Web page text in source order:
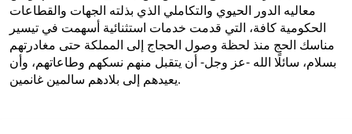
معاليه الدور الحيوي والتكاملي الذي بذلته الجهات والقطاعات
الحكومية كافة، التي قدمت خدمات استثنائية أسهمت في تيسير
مناسك الحج منذ لحظة وصول الحجاج إلى المملكة حتى مغادرتهم
بسلام، سائلًا الله -عز وجل- أن يتقبل منهم نسكهم وطاعاتهم، وأن
يعيدهم إلى بلادهم سالمين غانمين.